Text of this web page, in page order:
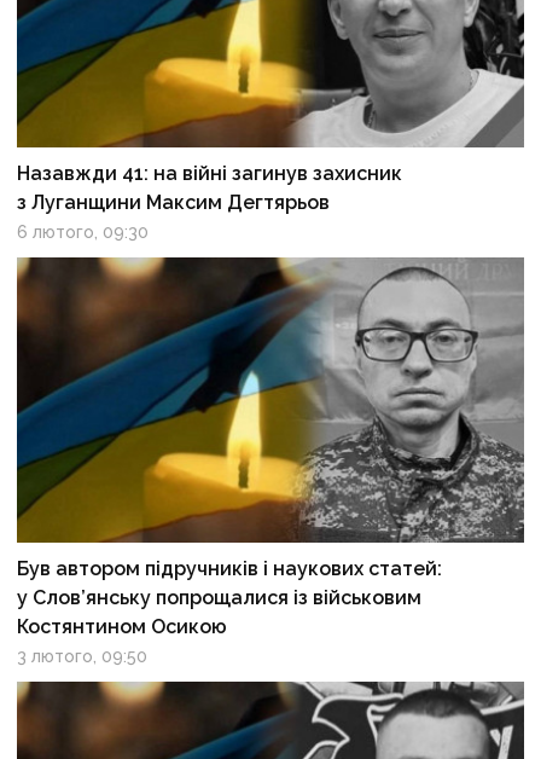
Назавжди 41: на війні загинув захисник
з Луганщини Максим Дегтярьов
6 лютого, 09:30
Був автором підручників і наукових статей:
у Слов’янську попрощалися із військовим
Костянтином Осикою
3 лютого, 09:50